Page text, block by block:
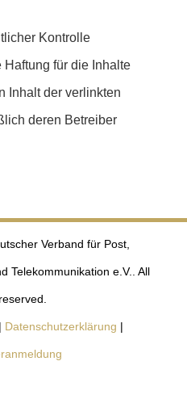
Kontrolle
für die Inhalte
Inhalt der verlinkten
deren Betreiber
Verband für Post,
Telekommunikation e.V.. All
| Datenschutzerklärung |